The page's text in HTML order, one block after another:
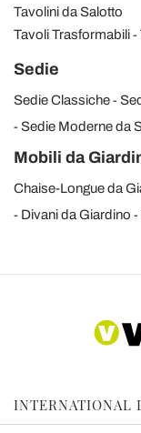
Tavolini da Salotto
Tavoli Trasformabili
Sedie
Sedie Classiche
Sedie Moderne da
Mobili da
Chaise-Longue da
Divani da Giardino
INTERNATIONAL